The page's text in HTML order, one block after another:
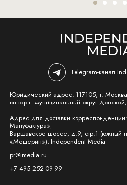
Telegram-канал
Юридический адрес: 117105, г.
вн.тер.г. муниципальный округ
Адрес для доставки
Мануфактура»,
Варшавское шоссе, д.9, стр.1 (южный
«Мещерин»), Independent Media
pr@imedia.ru
+7 495 252-09-99